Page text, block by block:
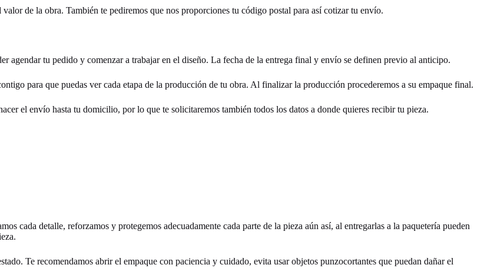
de la obra. También te pediremos que nos proporciones tu código postal para así cotizar tu envío.
agendar tu pedido y comenzar a trabajar en el diseño. La fecha de la entrega final y envío se definen previo al anticipo.
para que puedas ver cada etapa de la producción de tu obra. Al finalizar la producción procederemos a su empaque final.
el envío hasta tu domicilio, por lo que te solicitaremos también todos los datos a donde quieres recibir tu pieza.
cada detalle, reforzamos y protegemos adecuadamente cada parte de la pieza aún así, al entregarlas a la paquetería pueden
Te recomendamos abrir el empaque con paciencia y cuidado, evita usar objetos punzocortantes que puedan dañar el